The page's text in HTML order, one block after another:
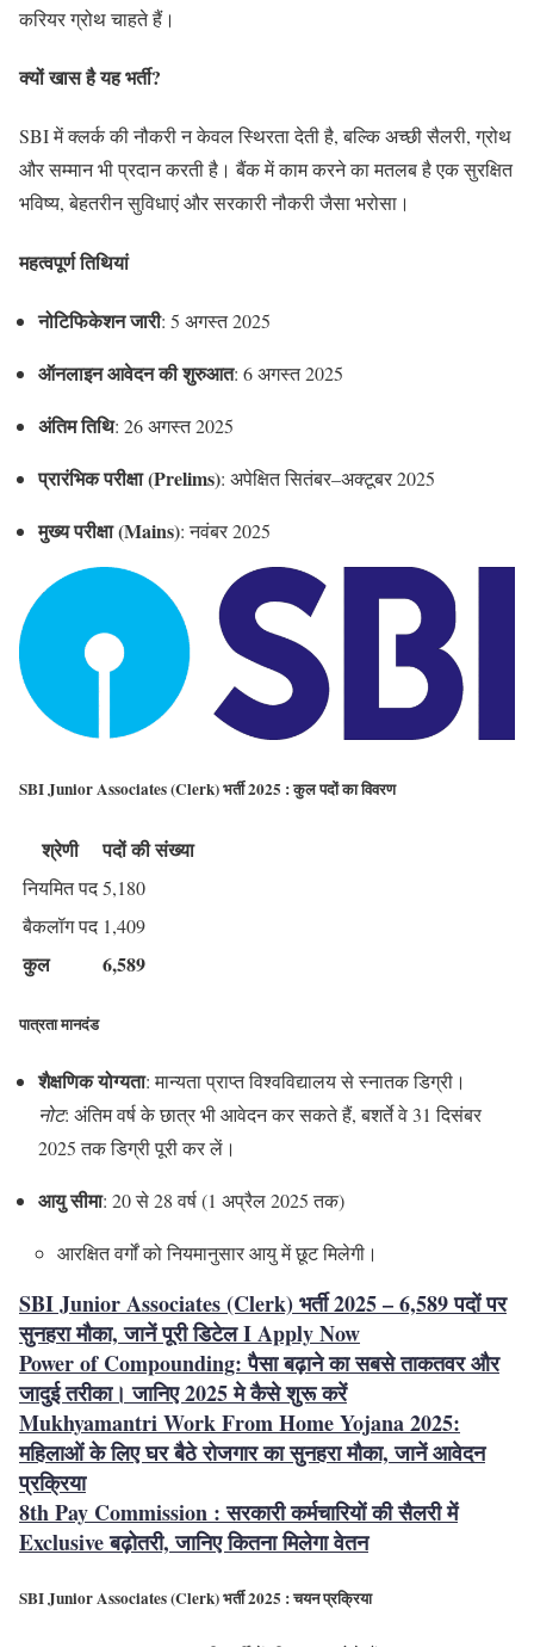
करियर ग्रोथ चाहते हैं।
क्यों खास है यह भर्ती?
SBI में क्लर्क की नौकरी न केवल स्थिरता देती है, बल्कि अच्छी सैलरी, ग्रोथ
और सम्मान भी प्रदान करती है। बैंक में काम करने का मतलब है एक सुरक्षित
भविष्य, बेहतरीन सुविधाएं और सरकारी नौकरी जैसा भरोसा।
महत्वपूर्ण तिथियां
नोटिफिकेशन जारी: 5 अगस्त 2025
ऑनलाइन आवेदन की शुरुआत: 6 अगस्त 2025
अंतिम तिथि: 26 अगस्त 2025
प्रारंभिक परीक्षा (Prelims): अपेक्षित सितंबर–अक्टूबर 2025
मुख्य परीक्षा (Mains): नवंबर 2025
SBI Junior Associates (Clerk) भर्ती 2025 : कुल पदों का विवरण
श्रेणी पदों की संख्या
नियमित पद5,180
बैकलॉग पद 1,409
कुल 6,589
पात्रता मानदंड
शैक्षणिक योग्यता: मान्यता प्राप्त विश्वविद्यालय से स्नातक डिग्री।
नोट: अंतिम वर्ष के छात्र भी आवेदन कर सकते हैं, बशर्ते वे 31 दिसंबर
2025 तक डिग्री पूरी कर लें।
आयु सीमा: 20 से 28 वर्ष (1 अप्रैल 2025 तक)
आरक्षित वर्गों को नियमानुसार आयु में छूट मिलेगी।
SBI Junior Associates (Clerk) भर्ती 2025 – 6,589 पदों पर
सुनहरा मौका, जानें पूरी डिटेल I Apply Now
Power of Compounding: पैसा बढ़ाने का सबसे ताकतवर और
जादुई तरीका। जानिए 2025 मे कैसे शुरू करें
Mukhyamantri Work From Home Yojana 2025:
महिलाओं के लिए घर बैठे रोजगार का सुनहरा मौका, जानें आवेदन
प्रक्रिया
8th Pay Commission : सरकारी कर्मचारियों की सैलरी में
Exclusive बढ़ोतरी, जानिए कितना मिलेगा वेतन
SBI Junior Associates (Clerk) भर्ती 2025 : चयन प्रक्रिया